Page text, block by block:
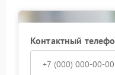
Контактный